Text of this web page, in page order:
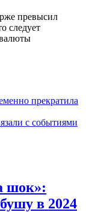
превысил
следует
прекратила
с событиями
шок»:
в 2024